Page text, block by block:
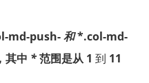
md-push-和*.col-md-
其中 *范围是从1 到 11